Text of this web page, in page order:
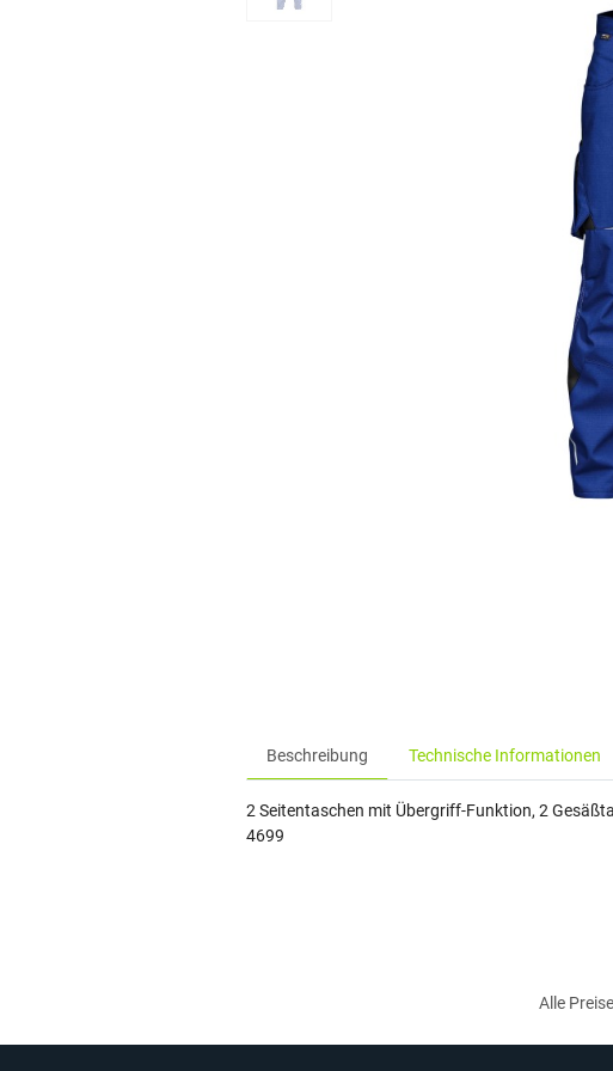
Beschreibung Technische Informationen
2 Seitentaschen mit Übergriff-Funktion, 2
4699
Alle